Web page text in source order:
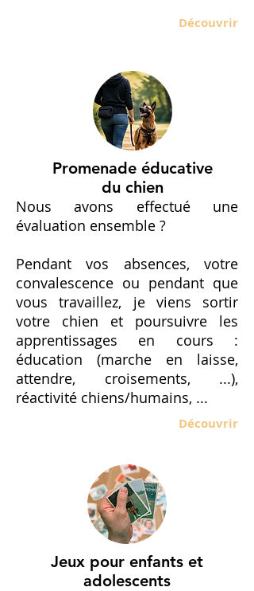
Découvrir
Promenade éducative
du chien
Nous avons effectué une
évaluation ensemble ?
Pendant vos absences, votre
convalescence ou pendant que
vous travaillez, je viens sortir
votre chien et poursuivre les
apprentissages en cours :
éducation (marche en laisse,
attendre, croisements, ...),
réactivité chiens/humains, ...
Découvrir
Jeux pour enfants et
adolescents